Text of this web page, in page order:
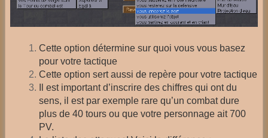
Cette option détermine sur quoi vous vous basez
pour votre tactique
Cette option sert aussi de repère pour votre tactique
Il est important d’inscrire des chiffres qui ont du
sens, il est par exemple rare qu’un combat dure
plus de 40 tours ou que votre personnage ait 700
PV.